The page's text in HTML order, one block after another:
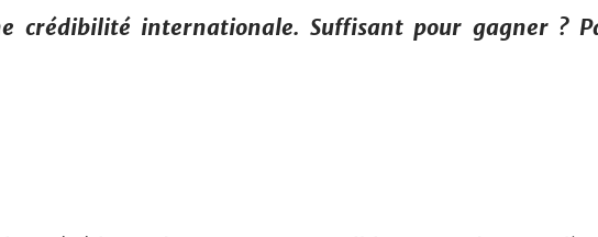
crédibilité internationale. Suffisant pour gagner ?